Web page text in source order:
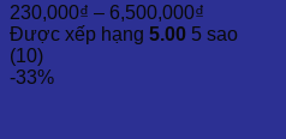
230,000₫ – 6,500,000₫
giá:
Được xếp hạng 5.00 5 sao
(10)
-33%